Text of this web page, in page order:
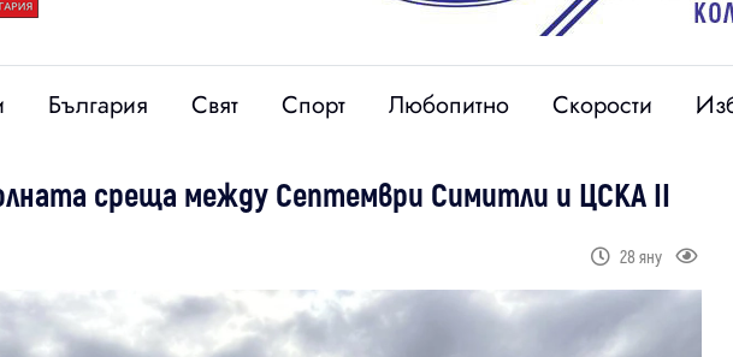
България Свят Спорт Любопитно Скорости
среща между Септември Симитли и ЦСКА II
28 яну